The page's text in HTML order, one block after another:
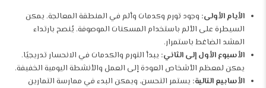
الأيام الأولى: وجود تورم وكدمات وألم في المنطقة المعالجة. يمكن
السيطرة على الألم باستخدام المسكنات الموصوفة. يُنصح بارتداء
المشد الضاغط باستمرار.
الأسبوع الأول إلى الثاني: يبدأ التورم والكدمات في الانحسار تدريجيًا.
يمكن لمعظم الأشخاص العودة إلى العمل والأنشطة اليومية الخفيفة.
الأسابيع التالية: يستمر التحسن، ويمكن البدء في ممارسة التمارين